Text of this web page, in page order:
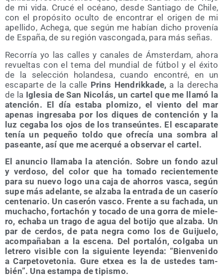
de mi vida. Cru­cé el océano, des­de San­tia­go de Chi­le,
con el pro­pó­si­to ocul­to de encon­trar el ori­gen de mi
ape­lli­do, Ache­ga, que según me habían dicho pro­ve­nía
de Espa­ña, de su región vas­con­ga­da, para más señas.
Reco­rría yo las calles y cana­les de Áms­ter­dam, aho­ra
revuel­tas con el tema del mun­dial de fút­bol y el éxi­to
de la selec­ción holan­de­sa, cuan­do encon­tré, en un
esca­par­te de la calle Prins Hen­drik­ka­de, a la dere­cha
de la Igle­sia de San Nico­lás, un car­tel que me lla­mó la
aten­ción. El día esta­ba plo­mi­zo, el vien­to del mar
ape­nas ingre­sa­ba por los diques de con­ten­ción y la
luz cega­ba los ojos de los tran­seún­tes. El esca­pa­ra­te
tenía un peque­ño tol­do que ofre­cía una som­bra al
pasean­te, así que me acer­qué a obser­var el cartel.
El anun­cio lla­ma­ba la aten­ción. Sobre un fon­do azul
y ver­do­so, del color que ha toma­do recien­te­men­te
para su nue­vo logo una caja de aho­rros vas­ca, según
supe más ade­lan­te, se alza­ba la entra­da de un case­río
cen­te­na­rio. Un case­rón vas­co. Fren­te a su facha­da, un
mucha­cho, for­ta­chón y toca­do de una gorra de mie­le­
ro, echa­ba un tra­go de agua del boti­jo que alza­ba. Un
par de cer­dos, de pata negra como los de Gui­jue­lo,
acom­pa­ña­ban a la esce­na. Del por­ta­lón, col­ga­ba un
letre­ro visi­ble con la siguien­te leyen­da: “Bien­ve­ni­do
a Car­pe­to­ve­to­nia. Gure etxea es la de uste­des tam­
bién”. Una estam­pa de tipismo.